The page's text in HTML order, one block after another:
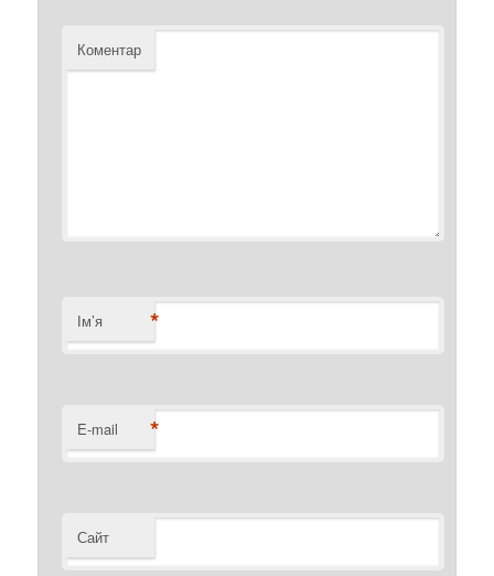
Коментар
Ім’я *
E-mail *
Сайт